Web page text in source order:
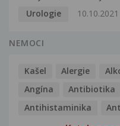
Urologie
10.10.2021
NEMOCI
Kašel Alergie
Angína
Antibiotika
Antihistaminika